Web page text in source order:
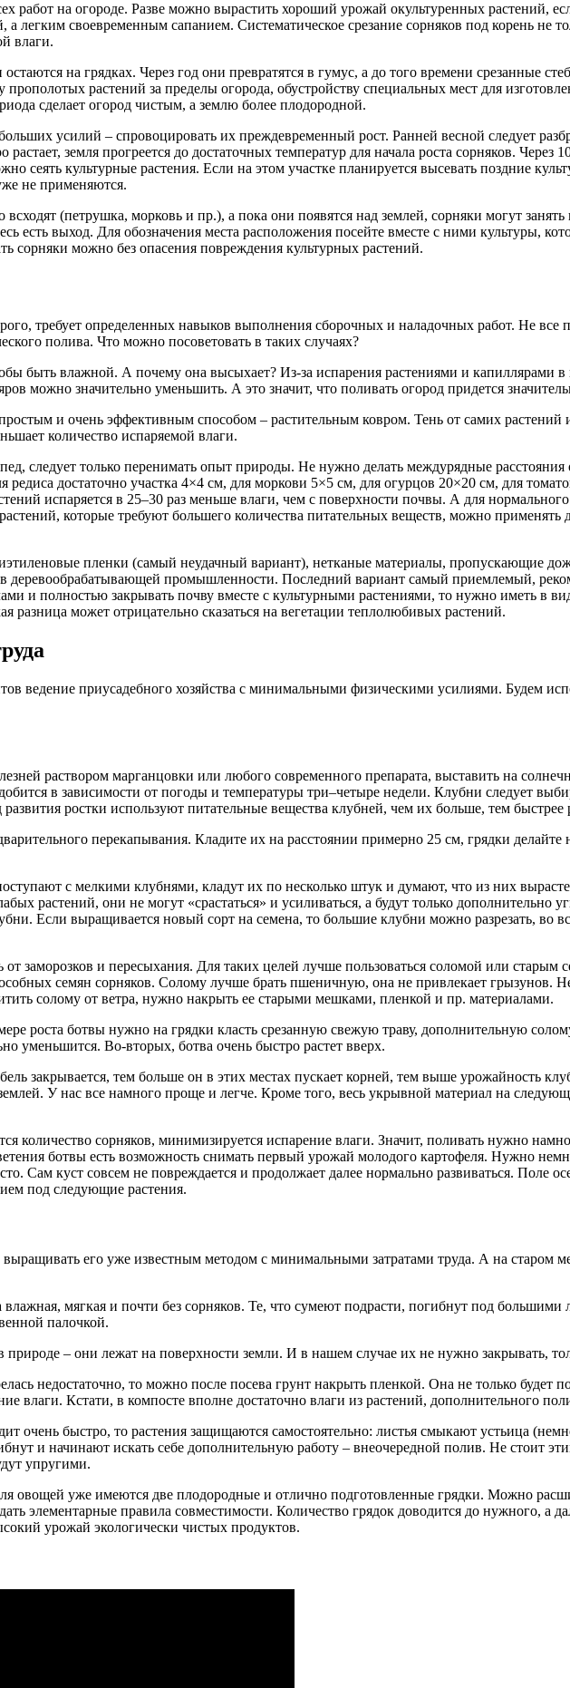
работ на огороде. Разве можно вырастить хороший урожай окультуренных растений,
легким своевременным сапанием. Систематическое срезание сорняков под корень не
влаги.
на грядках. Через год они превратятся в гумус, а до того времени срезанные
растений за пределы огорода, обустройству специальных мест для
сделает огород чистым, а землю более плодородной.
усилий – спровоцировать их преждевременный рост. Ранней весной следует
земля прогреется до достаточных температур для начала роста сорняков. Через
сеять культурные растения. Если на этом участке планируется высевать поздние
не применяются.
(петрушка, морковь и пр.), а пока они появятся над землей, сорняки могут
есть выход. Для обозначения места расположения посейте вместе с ними культуры,
сорняки можно без опасения повреждения культурных растений.
требует определенных навыков выполнения сборочных и наладочных работ. Не
полива. Что можно посоветовать в таких случаях?
быть влажной. А почему она высыхает? Из-за испарения растениями и капиллярами
можно значительно уменьшить. А это значит, что поливать огород придется
и очень эффективным способом – растительным ковром. Тень от самих растений
количество испаряемой влаги.
следует только перенимать опыт природы. Не нужно делать междурядные
редиса достаточно участка 4×4 см, для моркови 5×5 см, для огурцов 20×20 см, для
испаряется в 25–30 раз меньше влаги, чем с поверхности почвы. А для
которые требуют большего количества питательных веществ, можно
пленки (самый неудачный вариант), нетканые материалы, пропускающие
деревообрабатывающей промышленности. Последний вариант самый приемлемый,
и полностью закрывать почву вместе с культурными растениями, то нужно иметь в
разница может отрицательно сказаться на вегетации теплолюбивых растений.
ведение приусадебного хозяйства с минимальными физическими усилиями. Будем
раствором марганцовки или любого современного препарата, выставить на
в зависимости от погоды и температуры три–четыре недели. Клубни следует
ростки используют питательные вещества клубней, чем их больше, тем быстрее
перекапывания. Кладите их на расстоянии примерно 25 см, грядки
с мелкими клубнями, кладут их по несколько штук и думают, что из них
растений, они не могут «срастаться» и усиливаться, а будут только дополнительно
Если выращивается новый сорт на семена, то большие клубни можно разрезать, во
заморозков и пересыхания. Для таких целей лучше пользоваться соломой или старым
семян сорняков. Солому лучше брать пшеничную, она не привлекает грызунов.
солому от ветра, нужно накрыть ее старыми мешками, пленкой и пр. материалами.
роста ботвы нужно на грядки класть срезанную свежую траву, дополнительную
уменьшится. Во-вторых, ботва очень быстро растет вверх.
закрывается, тем больше он в этих местах пускает корней, тем выше урожайность
У нас все намного проще и легче. Кроме того, весь укрывной материал на
количество сорняков, минимизируется испарение влаги. Значит, поливать нужно
ботвы есть возможность снимать первый урожай молодого картофеля. Нужно
Сам куст совсем не повреждается и продолжает далее нормально развиваться. Поле
под следующие растения.
его уже известным методом с минимальными затратами труда. А на старом
мягкая и почти без сорняков. Те, что сумеют подрасти, погибнут под
палочкой.
– они лежат на поверхности земли. И в нашем случае их не нужно закрывать,
недостаточно, то можно после посева грунт накрыть пленкой. Она не только будет
влаги. Кстати, в компосте вполне достаточно влаги из растений, дополнительного
очень быстро, то растения защищаются самостоятельно: листья смыкают устьица
и начинают искать себе дополнительную работу – внеочередной полив. Не стоит
упругими.
овощей уже имеются две плодородные и отлично подготовленные грядки. Можно
элементарные правила совместимости. Количество грядок доводится до нужного, а
урожай экологически чистых продуктов.